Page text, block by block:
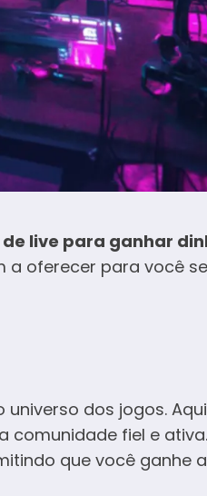
live para ganhar
oferecer para você
dos jogos.
comunidade fiel e
que você ganhe